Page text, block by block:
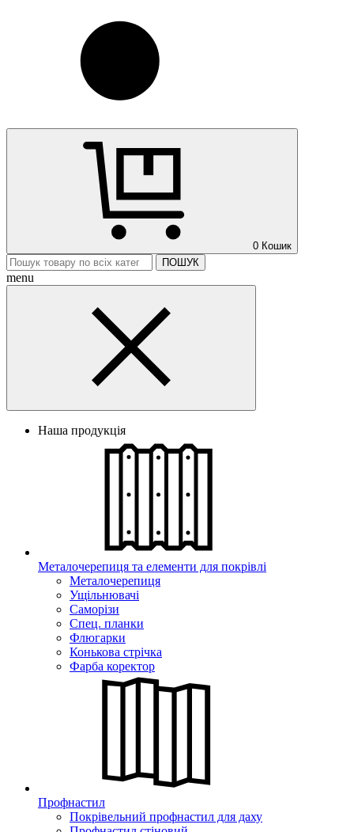
0 Кошик
ПОШУК
menu
Наша продукція
Металочерепиця та елементи для покрівлі
Металочерепиця
Ущільнювачі
Саморізи
Спец. планки
Флюгарки
Конькова стрічка
Фарба коректор
Профнастил
Покрівельний профнастил для даху